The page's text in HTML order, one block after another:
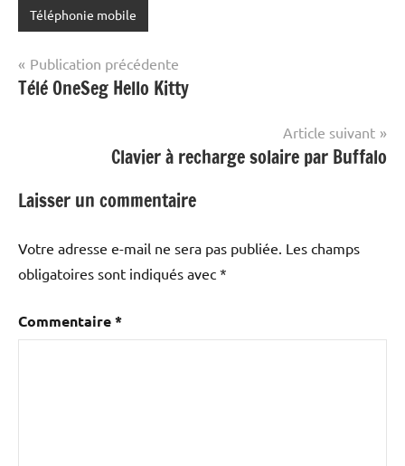
Téléphonie mobile
Navigation
de
Publication précédente
Télé OneSeg Hello Kitty
Article suivant
Clavier à recharge solaire par Buffalo
Laisser un commentaire
Votre adresse e-mail ne sera pas publiée. Les champs
obligatoires sont indiqués avec *
Commentaire*